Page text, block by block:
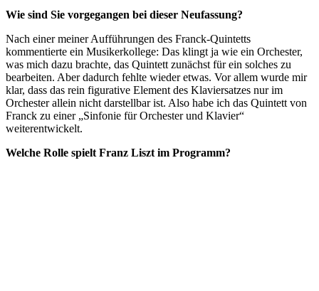
Wie sind Sie vorgegangen bei dieser Neufassung?
Nach einer meiner Aufführungen des Franck-Quintetts
kommentierte ein Musikerkollege: Das klingt ja wie ein Orchester,
was mich dazu brachte, das Quintett zunächst für ein solches zu
bearbeiten. Aber dadurch fehlte wieder etwas. Vor allem wurde mir
klar, dass das rein figurative Element des Klaviersatzes nur im
Orchester allein nicht darstellbar ist. Also habe ich das Quintett von
Franck zu einer „Sinfonie für Orchester und Klavier“
weiterentwickelt.
Welche Rolle spielt Franz Liszt im Programm?